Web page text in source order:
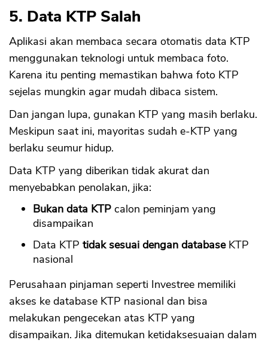
5. Data KTP Salah
Aplikasi akan membaca secara otomatis data KTP
menggunakan teknologi untuk membaca foto.
Karena itu penting memastikan bahwa foto KTP
sejelas mungkin agar mudah dibaca sistem.
Dan jangan lupa, gunakan KTP yang masih berlaku.
Meskipun saat ini, mayoritas sudah e-KTP yang
berlaku seumur hidup.
Data KTP yang diberikan tidak akurat dan
menyebabkan penolakan, jika:
Bukan data KTP calon peminjam yang
disampaikan
Data KTP tidak sesuai dengan databaseKTP
nasional
Perusahaan pinjaman seperti Investree memiliki
akses ke database KTP nasional dan bisa
melakukan pengecekan atas KTP yang
disampaikan. Jika ditemukan ketidaksesuaian dalam